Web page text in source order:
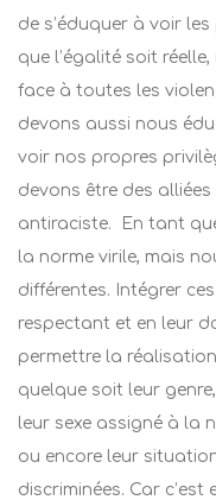
de s’éduquer à voir
que l’égalité soit
face à toutes les
devons aussi nous
voir nos propres
devons être des
antiraciste. En tant
la norme virile, mais
différentes. Intégrer
respectant et en leur
permettre la
quelque soit leur
leur sexe assigné à la
ou encore leur
discriminées. Car